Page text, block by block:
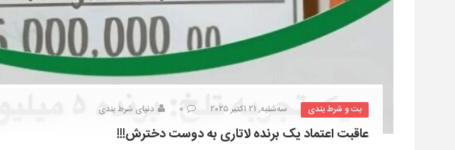
بت و شرط بندی سه‌شنبه, ۲۱ اکتبر ۲۰۲۵ ۰ دنیای شرط بندی
عاقبت اعتماد یک برنده لاتاری به دوست دخترش!!!